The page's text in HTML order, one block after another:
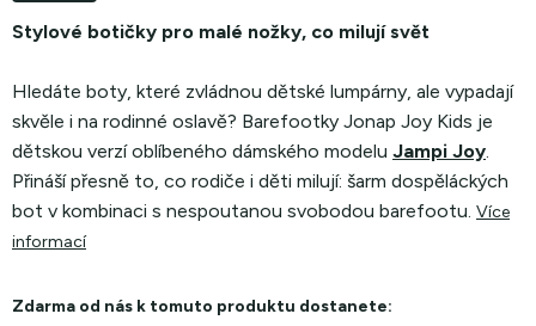
Stylové botičky pro malé nožky, co milují svět
Hledáte boty, které zvládnou dětské lumpárny, ale vypadají
skvěle i na rodinné oslavě? Barefootky Jonap Joy Kids je
dětskou verzí oblíbeného dámského modelu Jampi Joy.
Přináší přesně to, co rodiče i děti milují: šarm dospěláckých
bot v kombinaci s nespoutanou svobodou barefootu. Více
informací
Zdarma od nás k tomuto produktu dostanete: